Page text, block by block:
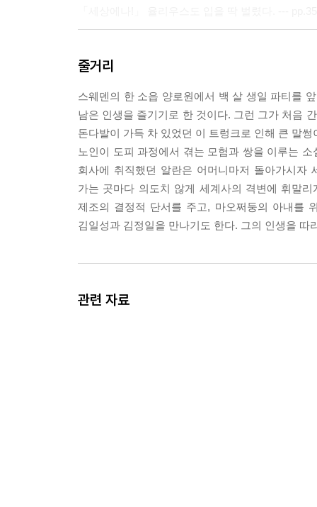
거의 무아지경 상태에서 미합중국 대통령에게 자
게 전화를 거는 데 필요한 시간이었다.
첫째, 즉각 알란 칼손에게 외교관 여권을 발급할 것.
둘째, 칼손 씨가 조속히 귀국할 수 있게 조치할 것.
「하지만 이분은 주민 등록 번호도 없는걸요.」 제
「그 문제는 제3서기관이 알아서 해결하도록 하
「하지만 제4서기관 같은 것은 없는데요. 제5서
「그렇다면 결론이 뭐겠소?」 --- p.234
굴 이유는 전혀 없으니까. 그런 다음 위원장 동무
줄거리
스웨덴의 한 소읍 양로원에서 백 살 생일 파티를
남은 인생을 즐기기로 한 것이다. 그런 그가 처음
돈다발이 가득 차 있었던 이 트렁크로 인해 큰 말썽
노인이 도피 과정에서 겪는 모험과 쌍을 이루는
회사에 취직했던 알란은 어머니마저 돌아가시
가는 곳마다 의도치 않게 세계사의 격변에 휘말
제조의 결정적 단서를 주고, 마오쩌둥의 아내를
김일성과 김정일을 만나기도 한다. 그의 인생을
관련 자료